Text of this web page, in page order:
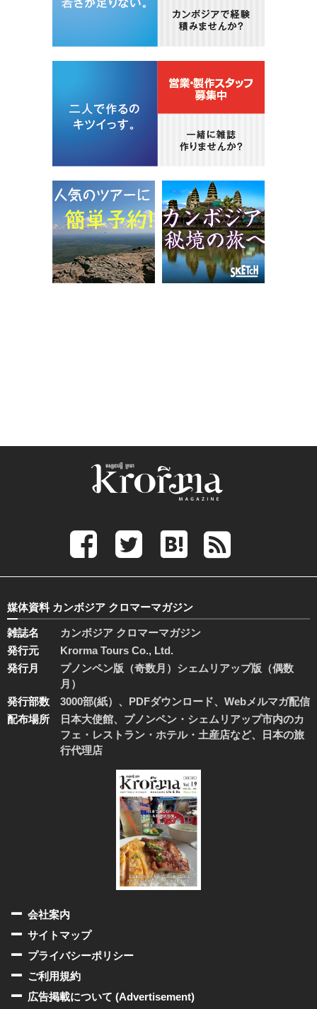
媒体資料 カンボジア クロマーマガジン
雑誌名
カンボジア クロマーマガジン
発行元
Krorma Tours Co., Ltd.
発行月
プノンペン版（奇数月）シェムリアップ版（偶数
月）
発行部数
3000部(紙）、PDFダウンロード、Webメルマガ配信
配布場所
日本大使館、プノンペン・シェムリアップ市内のカ
フェ・レストラン・ホテル・土産店など、日本の旅
行代理店
会社案内
サイトマップ
プライバシーポリシー
ご利用規約
広告掲載について (Advertisement)